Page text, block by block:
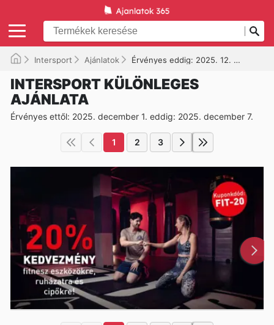
Intersport Ajánlatok Érvényes eddig: 2025. 12. 07.
INTERSPORT KÜLÖNLEGES
AJÁNLATA
Érvényes ettől: 2025. december 1. eddig: 2025. december 7.
1 2 3